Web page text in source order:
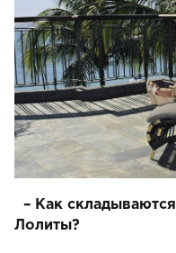
– Как
Лолиты?